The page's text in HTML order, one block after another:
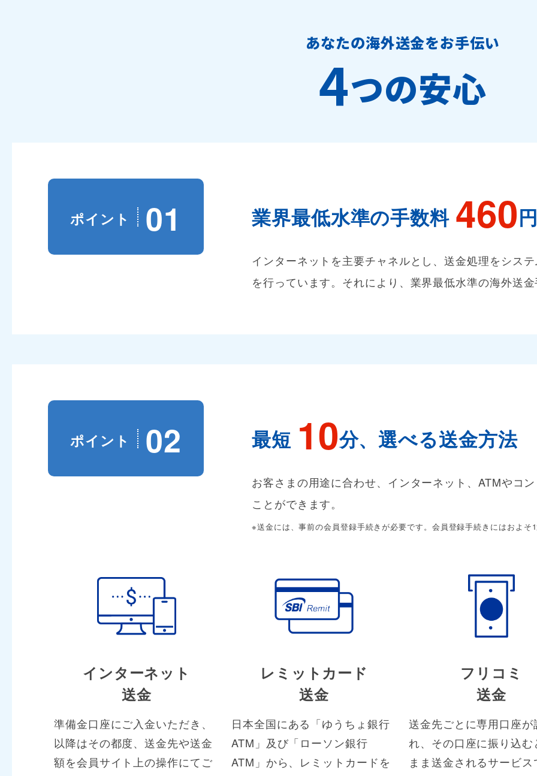
あなたの海外送金をお手伝い
4つの安心
ポイント 01 業界最低水準の手数料 460
インターネットを主要チャネルとし、送金処理をシス
を行っています。それにより、業界最低水準の海外送
ポイント 02 最短 10分、選べる送金方法
お客さまの用途に合わせ、インターネット、ATMやコ
ことができます。
※送金には、事前の会員登録手続きが必要です。会員登録手続きにはおよそ
インターネット
送金
準備金口座にご入金いただき、
以降はその都度、送金先や送金
額を会員サイト上の操作にてご
レミットカード
送金
日本全国にある「ゆうちょ銀行
ATM」及び「ローソン銀行
ATM」から、レミットカードを
フリコミ
送金
送金先ごとに専用口座が
れ、その口座に振り込む
まま送金されるサービ